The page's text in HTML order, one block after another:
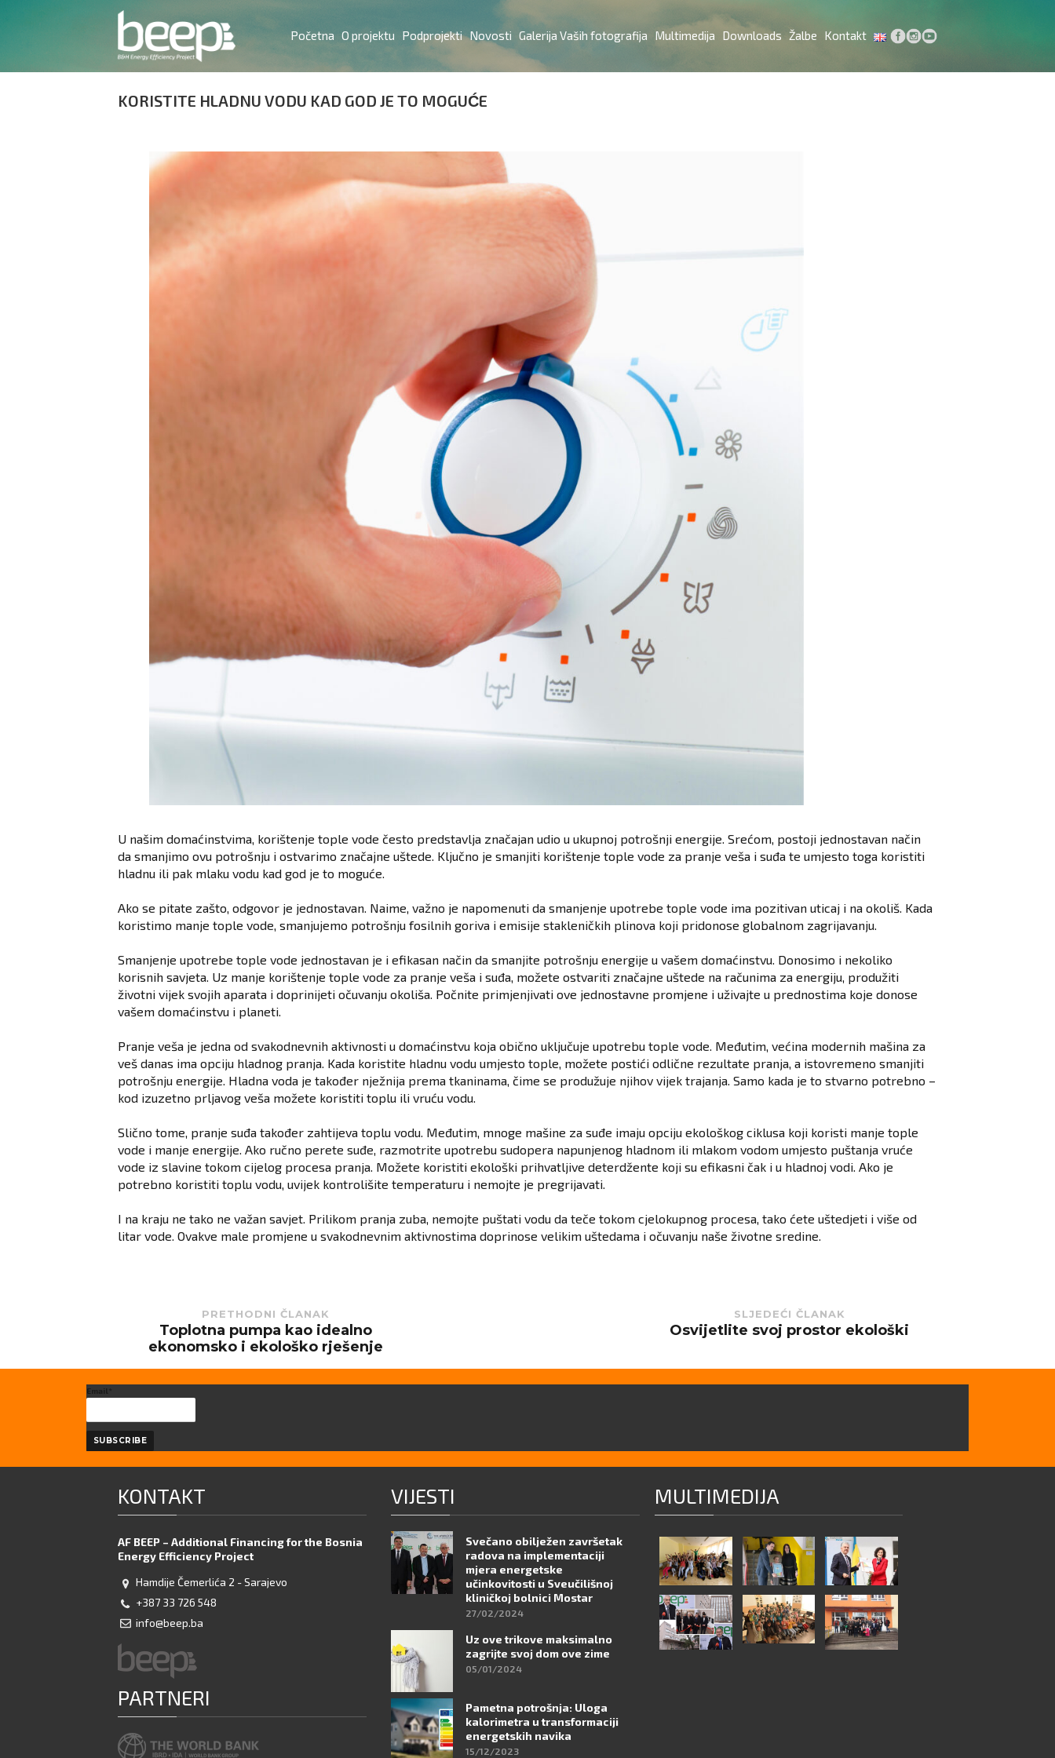
Početna O projektu Podprojekti Novosti Galerija Vaših fotografija Multimedija Downloads Žalbe Kontakt
KORISTITE HLADNU VODU KAD GOD JE TO MOGUĆE
U našim domaćinstvima, korištenje tople vode često predstavlja značajan udio u ukupnoj potrošnji energije. Srećom, postoji jednostavan način
da smanjimo ovu potrošnju i ostvarimo značajne uštede. Ključno je smanjiti korištenje tople vode za pranje veša i suđa te umjesto toga koristiti
hladnu ili pak mlaku vodu kad god je to moguće.
Ako se pitate zašto, odgovor je jednostavan. Naime, važno je napomenuti da smanjenje upotrebe tople vode ima pozitivan uticaj i na okoliš. Kada
koristimo manje tople vode, smanjujemo potrošnju fosilnih goriva i emisije stakleničkih plinova koji pridonose globalnom zagrijavanju.
Smanjenje upotrebe tople vode jednostavan je i efikasan način da smanjite potrošnju energije u vašem domaćinstvu. Donosimo i nekoliko
korisnih savjeta. Uz manje korištenje tople vode za pranje veša i suđa, možete ostvariti značajne uštede na računima za energiju, produžiti
životni vijek svojih aparata i doprinijeti očuvanju okoliša. Počnite primjenjivati ove jednostavne promjene i uživajte u prednostima koje donose
vašem domaćinstvu i planeti.
Pranje veša je jedna od svakodnevnih aktivnosti u domaćinstvu koja obično uključuje upotrebu tople vode. Međutim, većina modernih mašina za
veš danas ima opciju hladnog pranja. Kada koristite hladnu vodu umjesto tople, možete postići odlične rezultate pranja, a istovremeno smanjiti
potrošnju energije. Hladna voda je također nježnija prema tkaninama, čime se produžuje njihov vijek trajanja. Samo kada je to stvarno potrebno –
kod izuzetno prljavog veša možete koristiti toplu ili vruću vodu.
Slično tome, pranje suđa također zahtijeva toplu vodu. Međutim, mnoge mašine za suđe imaju opciju ekološkog ciklusa koji koristi manje tople
vode i manje energije. Ako ručno perete suđe, razmotrite upotrebu sudopera napunjenog hladnom ili mlakom vodom umjesto puštanja vruće
vode iz slavine tokom cijelog procesa pranja. Možete koristiti ekološki prihvatljive deterdžente koji su efikasni čak i u hladnoj vodi. Ako je
potrebno koristiti toplu vodu, uvijek kontrolišite temperaturu i nemojte je pregrijavati.
I na kraju ne tako ne važan savjet. Prilikom pranja zuba, nemojte puštati vodu da teče tokom cjelokupnog procesa, tako ćete uštedjeti i više od
litar vode. Ovakve male promjene u svakodnevnim aktivnostima doprinose velikim uštedama i očuvanju naše životne sredine.
PRETHODNI ČLANAK
Toplotna pumpa kao idealno
ekonomsko i ekološko rješenje
SLJEDEĆI ČLANAK
Osvijetlite svoj prostor ekološki
Email*
KONTAKT
AF BEEP – Additional Financing for the Bosnia
Energy Efficiency Project
Hamdije Čemerlića 2 - Sarajevo
+387 33 726 548
info@beep.ba
PARTNERI
VIJESTI
Svečano obilježen završetak
radova na implementaciji
mjera energetske
učinkovitosti u Sveučilišnoj
kliničkoj bolnici Mostar
27/02/2024
Uz ove trikove maksimalno
zagrijte svoj dom ove zime
05/01/2024
Pametna potrošnja: Uloga
kalorimetra u transformaciji
energetskih navika
15/12/2023
MULTIMEDIJA